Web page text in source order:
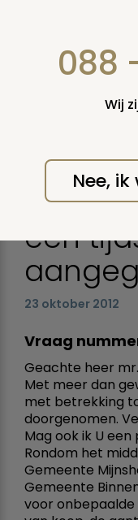
voor
duur,
een
23 oktober 2012
Vraag
Geachte heer
Met meer dan
met betrekking
doorgenomen.
Mag ook ik U
Rondom het
Gemeente
Gemeente
voor onbepaalde
088
Wij
Nee,